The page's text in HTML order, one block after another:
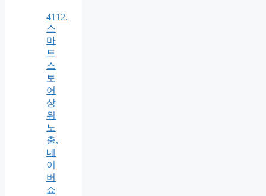
4112.
스
마
트
스
토
어
상
위
노
출,
네
이
버
쇼